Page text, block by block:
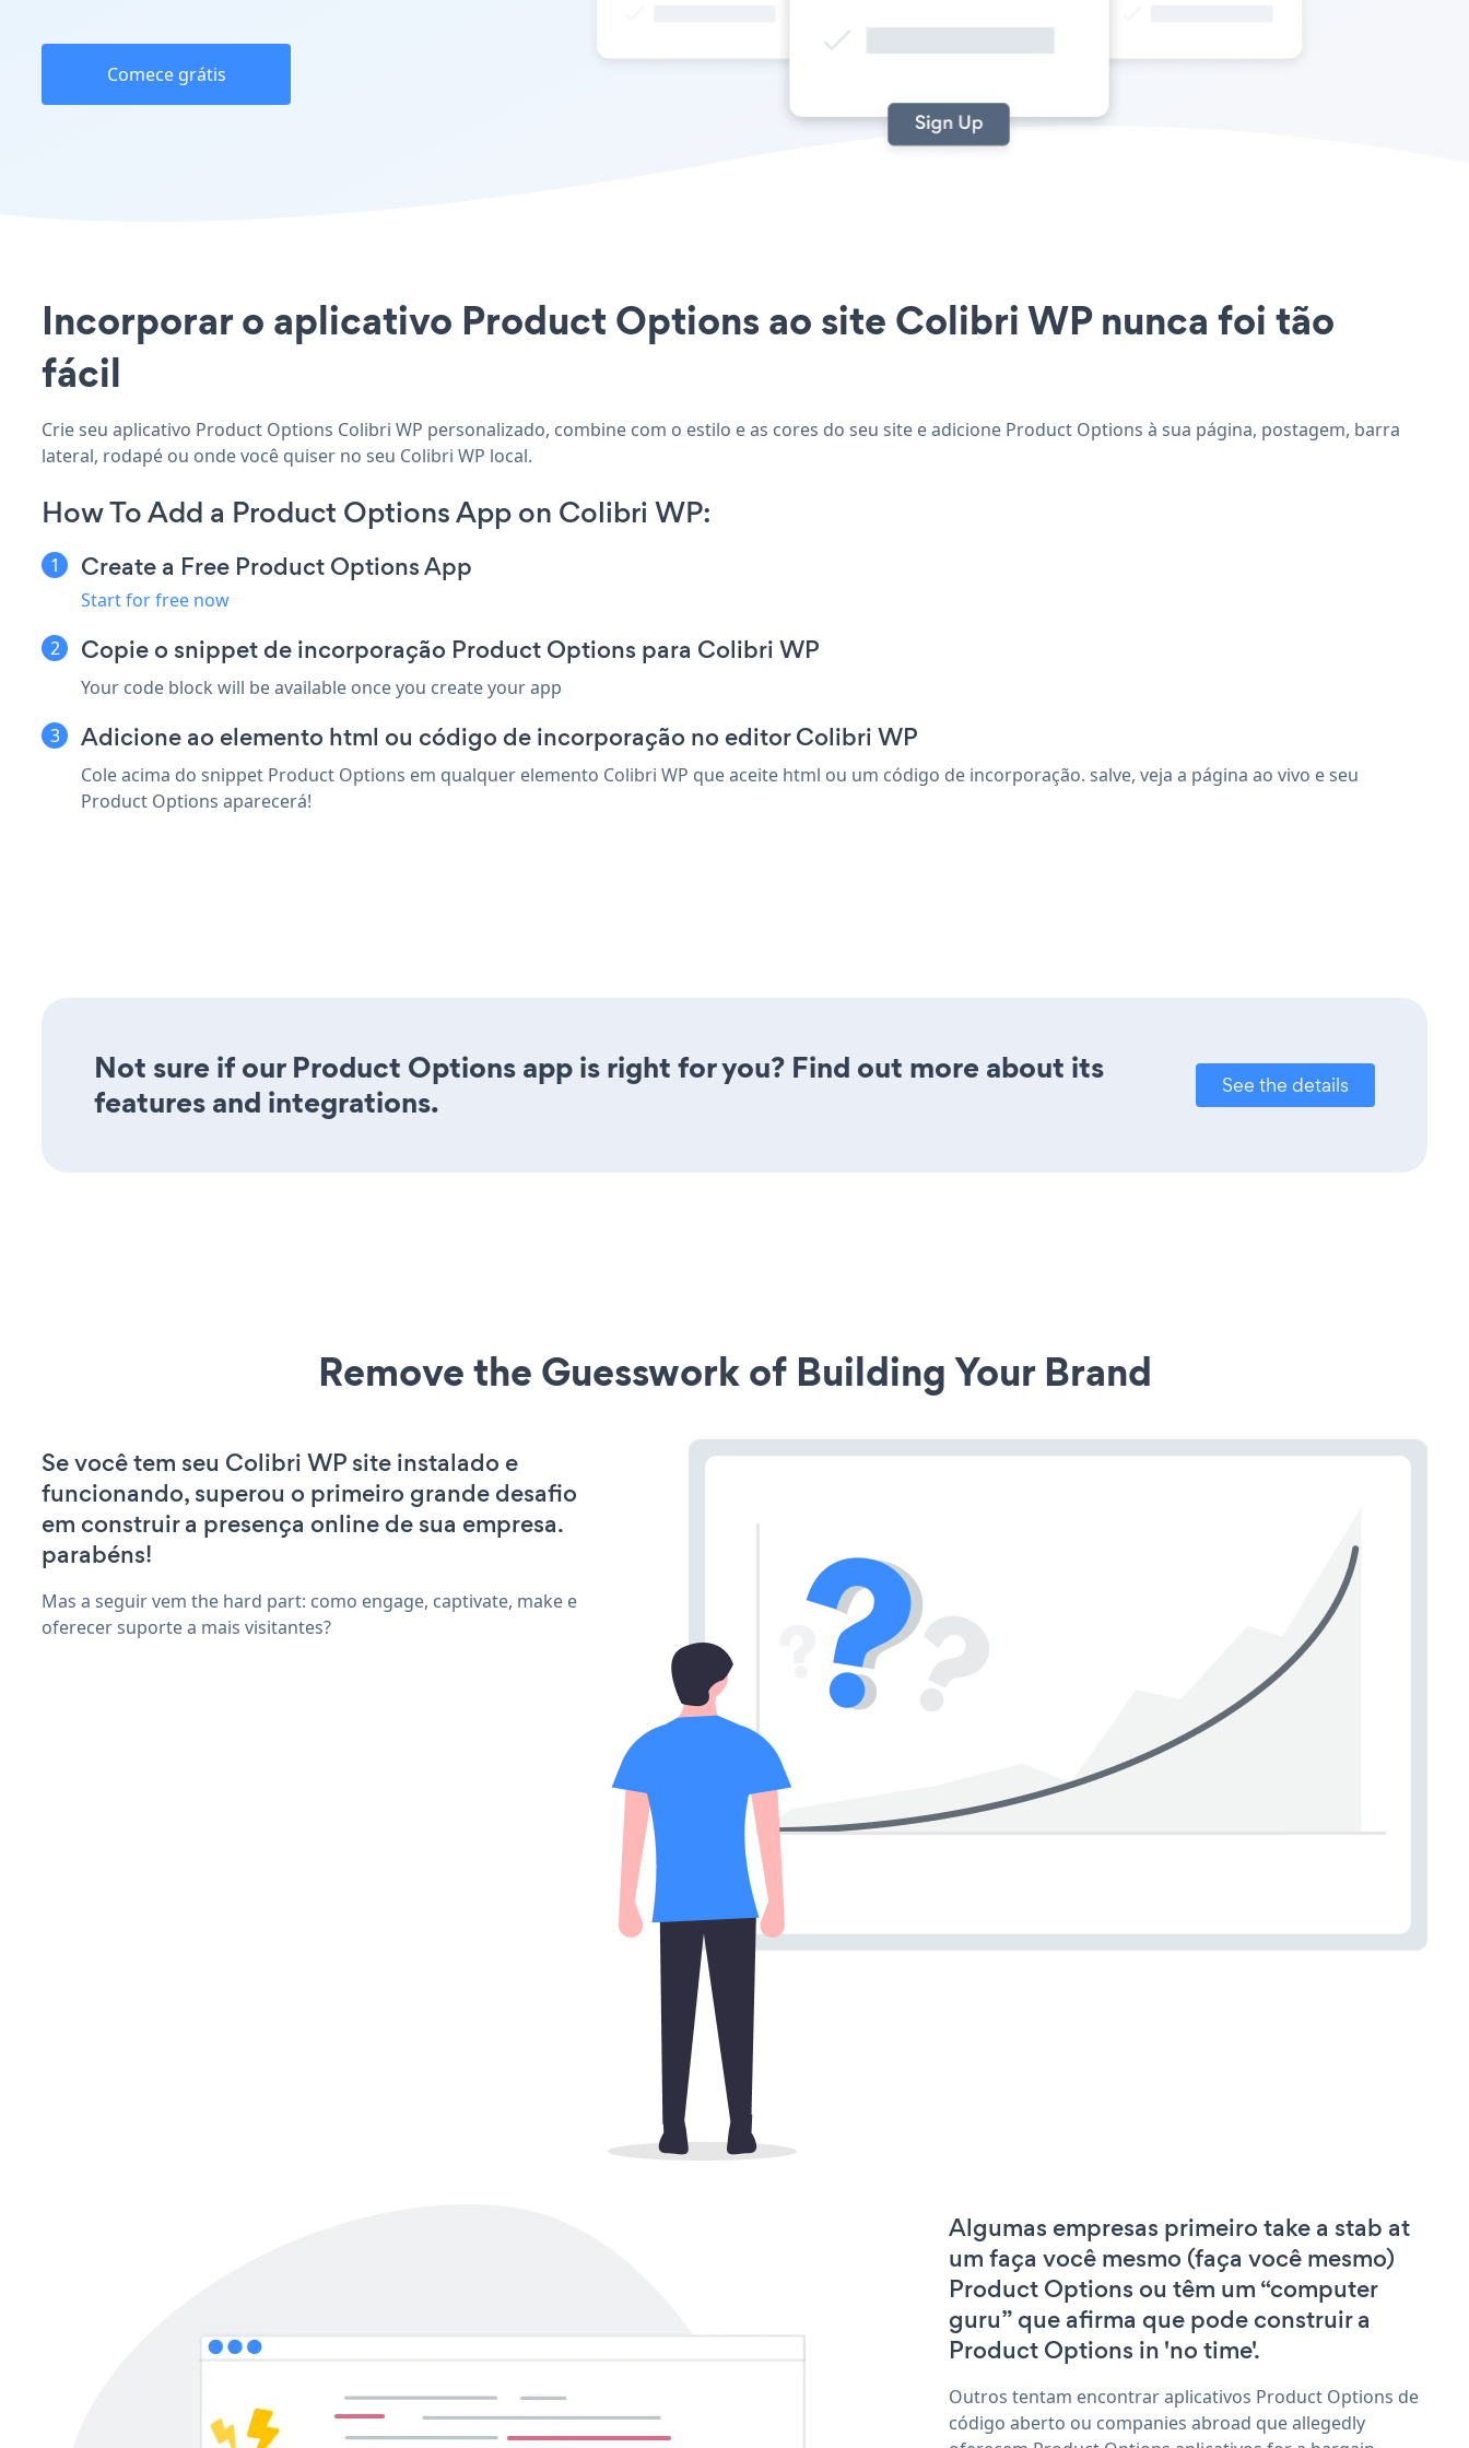
Comece grátis
Incorporar o aplicativo Product Options ao site Colibri WP nunca foi tão
fácil
Crie seu aplicativo Product Options Colibri WP personalizado, combine com o estilo e as cores do seu site e adicione Product Options à sua página, postagem, barra
lateral, rodapé ou onde você quiser no seu Colibri WP local.
How To Add a Product Options App on Colibri WP:
Create a Free Product Options App
Start for free now
Copie o snippet de incorporação Product Options para Colibri WP
Your code block will be available once you create your app
Adicione ao elemento html ou código de incorporação no editor Colibri WP
Cole acima do snippet Product Options em qualquer elemento Colibri WP que aceite html ou um código de incorporação. salve, veja a página ao vivo e seu
Product Options aparecerá!
Not sure if our Product Options app is right for you? Find out more about its
features and integrations.
See the details
Remove the Guesswork of Building Your Brand
Se você tem seu Colibri WP site instalado e
funcionando, superou o primeiro grande desafio
em construir a presença online de sua empresa.
parabéns!
Mas a seguir vem the hard part: como engage, captivate, make e
oferecer suporte a mais visitantes?
Algumas empresas primeiro take a stab at
um faça você mesmo (faça você mesmo)
Product Options ou têm um “computer
guru” que afirma que pode construir a
Product Options in 'no time'.
Outros tentam encontrar aplicativos Product Options de
código aberto ou companies abroad que allegedly